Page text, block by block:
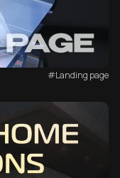
#Landing page